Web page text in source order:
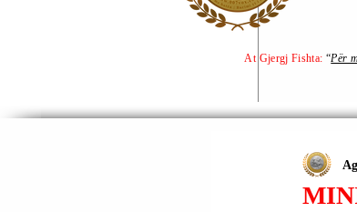
At Gjergj Fishta: “Për